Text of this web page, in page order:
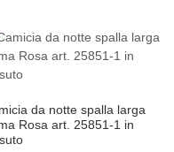
da notte spalla larga
Rosa art. 25851-1 in